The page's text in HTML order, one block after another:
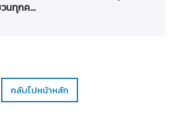
นทุกค...
กลับไปหน้าหลัก